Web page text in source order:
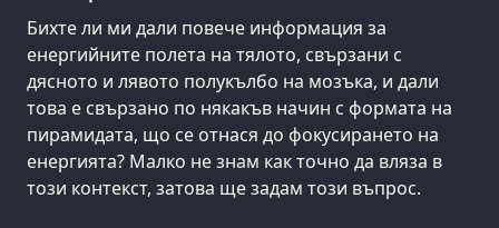
Бихте ли ми дали повече информация за
енергийните полета на тялото, свързани с
дясното и лявото полукълбо на мозъка, и дали
това е свързано по някакъв начин с формата на
пирамидата, що се отнася до фокусирането на
енергията? Малко не знам как точно да вляза в
този контекст, затова ще задам този въпрос.